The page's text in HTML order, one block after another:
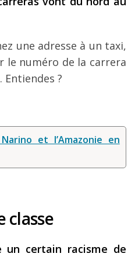
une adresse à un taxi,
numéro de la carrera
?
et l’Amazonie en
classe
un certain racisme de